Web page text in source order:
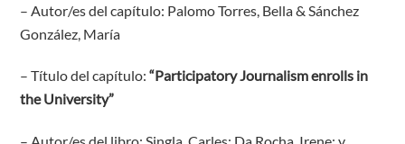
– Autor/es del capítulo: Palomo Torres, Bella & Sánchez
González, María
– Título del capítulo:“Participatory Journalism enrolls in
the University”